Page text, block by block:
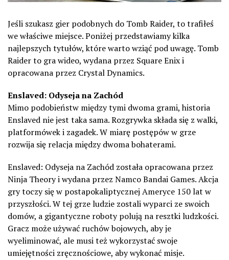
Jeśli szukasz gier podobnych do Tomb Raider, to trafiłeś
we właściwe miejsce. Poniżej przedstawiamy kilka
najlepszych tytułów, które warto wziąć pod uwagę. Tomb
Raider to gra wideo, wydana przez Square Enix i
opracowana przez Crystal Dynamics.
Enslaved: Odyseja na Zachód
Mimo podobieństw między tymi dwoma grami, historia
Enslaved nie jest taka sama. Rozgrywka składa się z walki,
platformówek i zagadek. W miarę postępów w grze
rozwija się relacja między dwoma bohaterami.
Enslaved: Odyseja na Zachód została opracowana przez
Ninja Theory i wydana przez Namco Bandai Games. Akcja
gry toczy się w postapokaliptycznej Ameryce 150 lat w
przyszłości. W tej grze ludzie zostali wyparci ze swoich
domów, a gigantyczne roboty polują na resztki ludzkości.
Gracz może używać ruchów bojowych, aby je
wyeliminować, ale musi też wykorzystać swoje
umiejętności zręcznościowe, aby wykonać misje.